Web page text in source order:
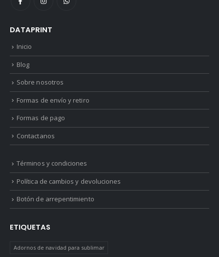
DATAPRINT
Inicio
Blog
Sobre nosotros
Formas de envío y retiro
Formas de pago
Contactanos
Términos y condiciones
Política de cambios y devoluciones
Botón de arrepentimiento
ETIQUETAS
Adornos de navidad para sublimar